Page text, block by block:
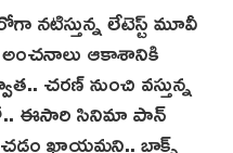
లేటెస్ట్ మూవీ
అంచనాలు ఆకాశానికి
చరణ్ నుంచి వస్తున్న
ఈసారి సినిమా పాన్
ఖాయమని.. బాక్స్